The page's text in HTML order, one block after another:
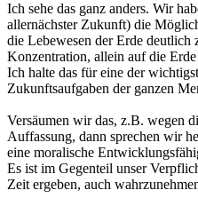
Ich sehe das ganz anders. Wir
allernächster Zukunft) die
die Lebewesen der Erde
Konzentration, allein auf die
Ich halte das für eine der
Zukunftsaufgaben der ganzen
Versäumen wir das, z.B. wegen
Auffassung, dann sprechen wir
eine moralische
Es ist im Gegenteil unser
Zeit ergeben, auch